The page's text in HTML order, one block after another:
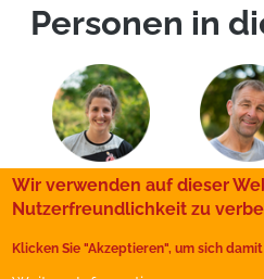
Personen in
WorkIN
Wir verwenden auf dieser
Nutzerfreundlichkeit zu
Klicken Sie "Akzeptieren", um sich